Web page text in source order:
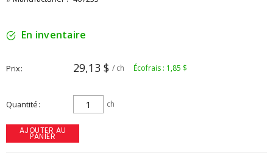
En inventaire
Prix 29,13 $ / ch Écofrais : 1,85 $
Quantité ch
AJOUTER AU
PANIER